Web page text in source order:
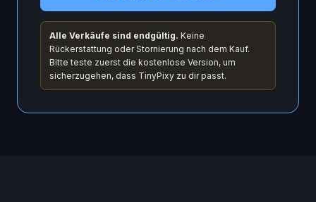
Alle Verkäufe sind endgültig. Keine
Rückerstattung oder Stornierung nach dem Kauf.
Bitte teste zuerst die kostenlose Version, um
sicherzugehen, dass TinyPixy zu dir passt.